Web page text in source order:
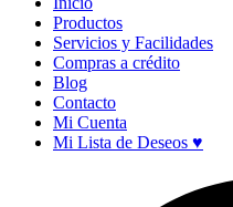
Productos
Servicios y Facilidades
Compras a crédito
Blog
Contacto
Mi Cuenta
Mi Lista de Deseos ♥